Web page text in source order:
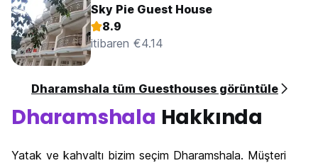
Sky Pie Guest House
8.9
itibaren €4.14
Dharamshala tüm Guesthouses görüntüle
Dharamshala Hakkında
Yatak ve kahvaltı bizim seçim Dharamshala. Müşteri